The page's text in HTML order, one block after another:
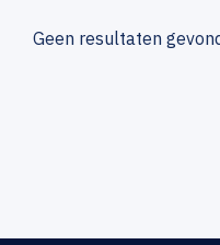
Geen resultaten